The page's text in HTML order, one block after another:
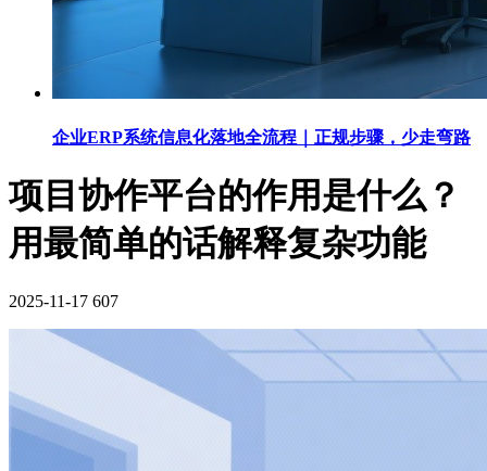
企业ERP系统信息化落地全流程｜正规步骤，少走弯路
项目协作平台的作用是什么？
用最简单的话解释复杂功能
2025-11-17 607